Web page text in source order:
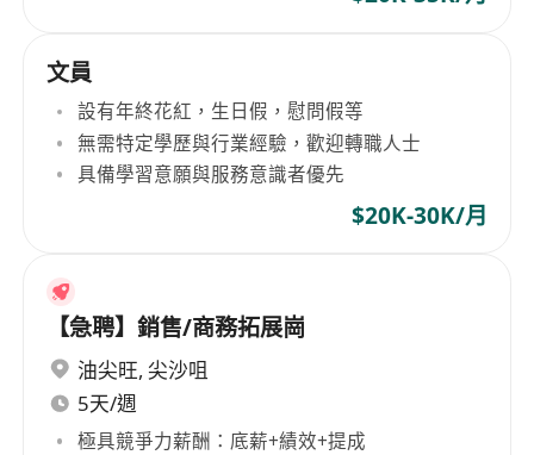
文員
設有年終花紅，生日假，慰問假等
無需特定學歷與行業經驗，歡迎轉職人士
具備學習意願與服務意識者優先
$20K-30K/月
【急聘】銷售/商務拓展崗
油尖旺, 尖沙咀
5天/週
極具競爭力薪酬：底薪+績效+提成